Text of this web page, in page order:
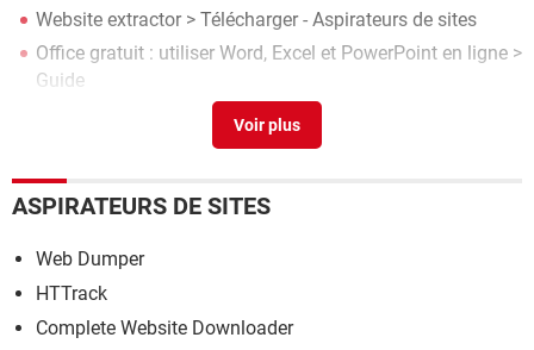
Website extractor> Télécharger - Aspirateurs de sites
Office gratuit : utiliser Word, Excel et PowerPoint en ligne >
Guide
Téléchargement direct : les bonnes adresses des sites
> Accueil - Outils
Le sulfureux site Wannonce a fermé : un autre le remplace
déjà> Guide
ASPIRATEURS DE SITES
Web Dumper
HTTrack
Complete Website Downloader